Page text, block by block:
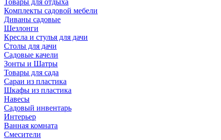
Товары для отдыха
Комплекты садовой мебели
Диваны садовые
Шезлонги
Кресла и стулья для дачи
Столы для дачи
Садовые качели
Зонты и Шатры
Товары для сада
Сараи из пластика
Шкафы из пластика
Навесы
Садовый инвентарь
Интерьер
Ванная комната
Смесители